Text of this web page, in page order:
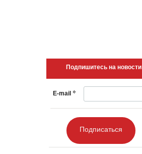
Подпишитесь на новости
E-mail *
Подписаться